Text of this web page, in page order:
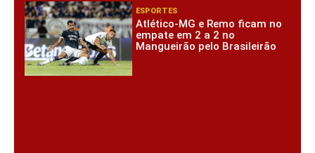
ESPORTES
Atlético-MG e Remo ficam no
empate em 2 a 2 no
Mangueirão pelo Brasileirão